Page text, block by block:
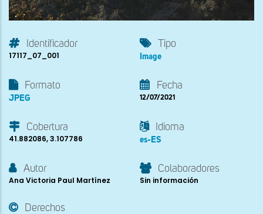
Identificador
17117_07_001
Tipo
Image
Formato
JPEG
Fecha
12/07/2021
Cobertura
41.882086, 3.107786
Idioma
es-ES
Autor
Ana Victoria Paul Martínez
Colaboradores
Sin información
Derechos